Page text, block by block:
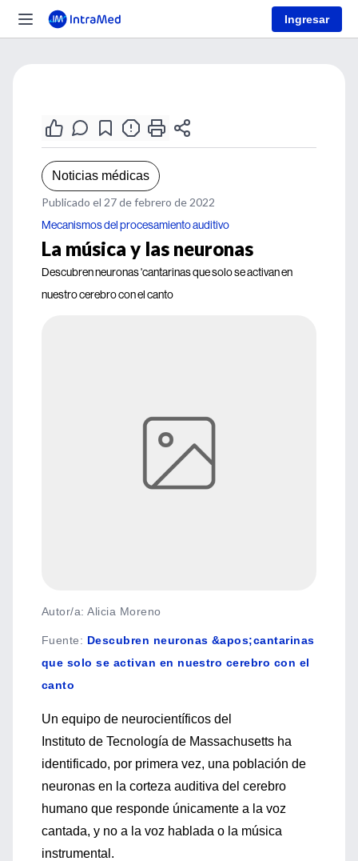
Ingresar
Noticias médicas
Publicado el 27 de febrero de 2022
Mecanismos del procesamiento auditivo
La música y las neuronas
Descubren neuronas 'cantarinas que solo se activan en
nuestro cerebro con el canto
Autor/a: Alicia Moreno
Fuente: Descubren neuronas &apos;cantarinas
que solo se activan en nuestro cerebro con el
canto
Un equipo de neurocientíficos del
Instituto de Tecnología de Massachusetts ha
identificado, por primera vez, una población de
neuronas en la corteza auditiva del cerebro
humano que responde únicamente a la voz
cantada, y no a la voz hablada o la música
instrumental.